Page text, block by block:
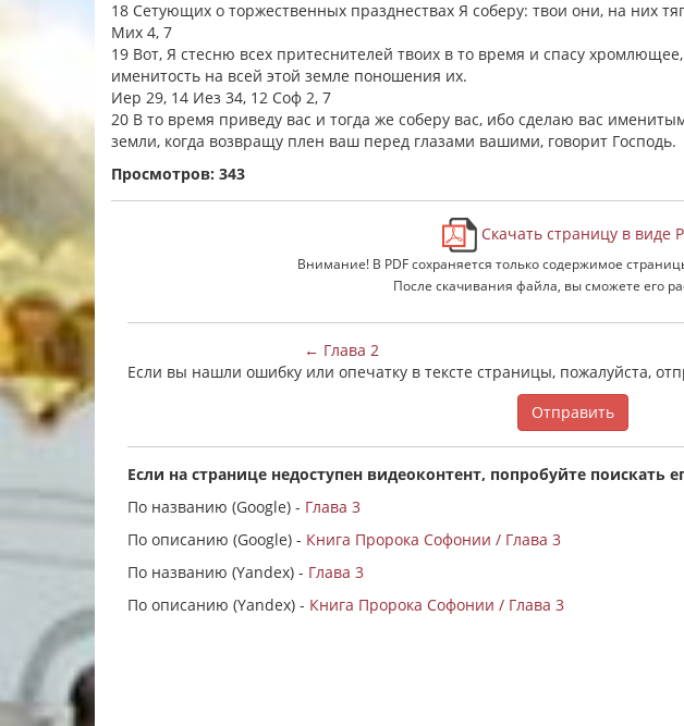
18 Сетующих о торжественных празднествах Я соберу: твои они, на них
Мих 4, 7
19 Вот, Я стесню всех притеснителей твоих в то время и спасу
именитость на всей этой земле поношения их.
Иер 29, 14 Иез 34, 12 Соф 2, 7
20 В то время приведу вас и тогда же соберу вас, ибо сделаю вас
земли, когда возвращу плен ваш перед глазами вашими, говорит Господь.
Просмотров: 343
Скачать страницу в виде
Внимание! В PDF сохраняется только содержимое
После скачивания файла, вы сможете его
← Глава 2
Если вы нашли ошибку или опечатку в тексте страницы, пожалуйста,
Отправить
Если на странице недоступен видеоконтент, попробуйте поискать
По названию (Google) - Глава 3
По описанию (Google) - Книга Пророка Софонии / Глава 3
По названию (Yandex) - Глава 3
По описанию (Yandex) - Книга Пророка Софонии / Глава 3